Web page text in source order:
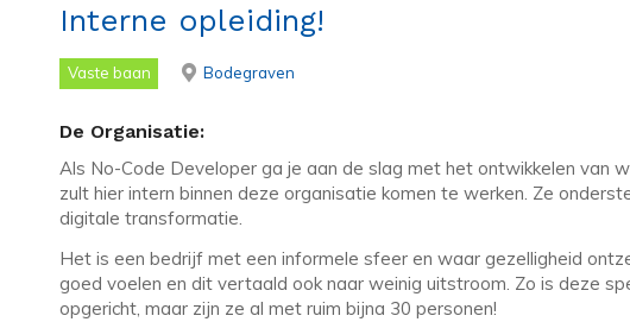
Interne opleiding!
Vaste baan Bodegraven
De Organisatie:
Als No-Code Developer ga je aan de slag met het ontwikkelen van
zult hier intern binnen deze organisatie komen te werken. Ze
digitale transformatie.
Het is een bedrijf met een informele sfeer en waar gezelligheid
goed voelen en dit vertaald ook naar weinig uitstroom. Zo is deze
opgericht, maar zijn ze al met ruim bijna 30 personen!